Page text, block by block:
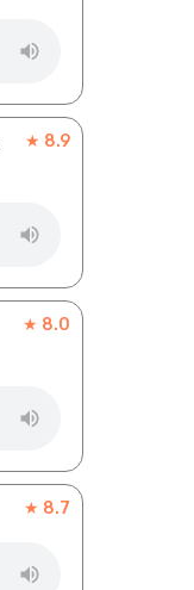
★ 8.9
★ 8.0
★ 8.7